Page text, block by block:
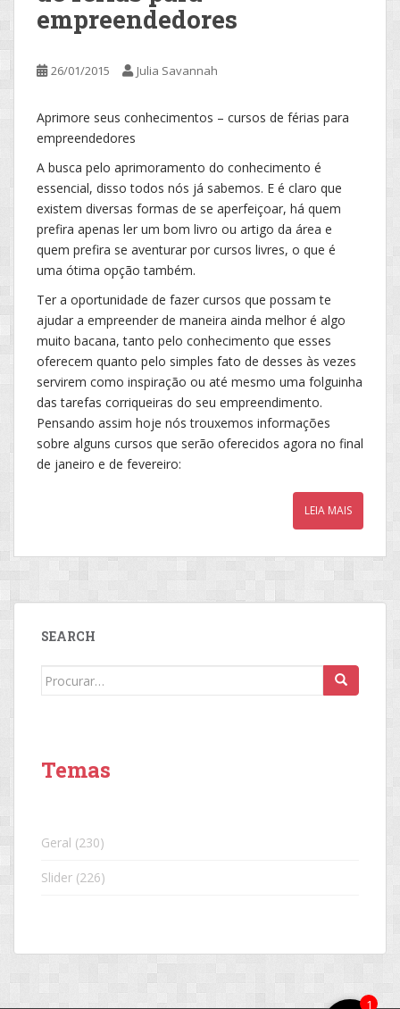
empreendedores
26/01/2015 Julia Savannah
Aprimore seus conhecimentos – cursos de férias para
empreendedores
A busca pelo aprimoramento do conhecimento é
essencial, disso todos nós já sabemos. E é claro que
existem diversas formas de se aperfeiçoar, há quem
prefira apenas ler um bom livro ou artigo da área e
quem prefira se aventurar por cursos livres, o que é
uma ótima opção também.
Ter a oportunidade de fazer cursos que possam te
ajudar a empreender de maneira ainda melhor é algo
muito bacana, tanto pelo conhecimento que esses
oferecem quanto pelo simples fato de desses às vezes
servirem como inspiração ou até mesmo uma folguinha
das tarefas corriqueiras do seu empreendimento.
Pensando assim hoje nós trouxemos informações
sobre alguns cursos que serão oferecidos agora no final
de janeiro e de fevereiro:
LEIA MAIS
SEARCH
Search
Temas
Geral (230)
Slider (226)
1